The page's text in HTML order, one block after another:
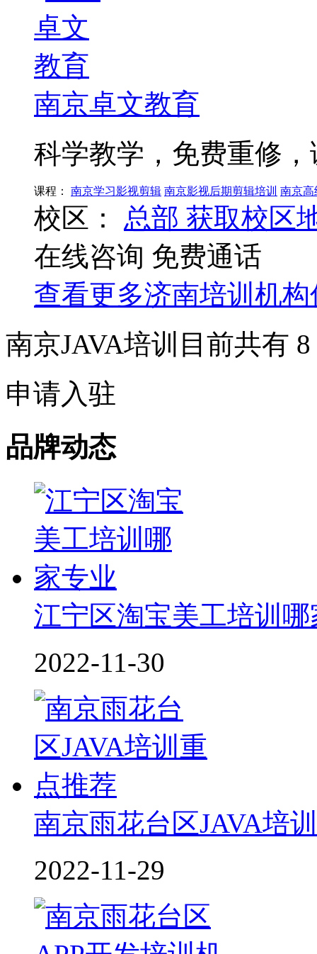
南京卓文教育
科学教学，免费重修
课程： 南京学习影视剪辑 南京影视后期剪辑培训 南京高
校区： 总部 获取校区
在线咨询 免费通话
查看更多济南培训机构
南京JAVA培训目前共有 8
申请入驻
品牌动态
江宁区淘宝美工培训
2022-11-30
南京雨花台区JAVA培
2022-11-29